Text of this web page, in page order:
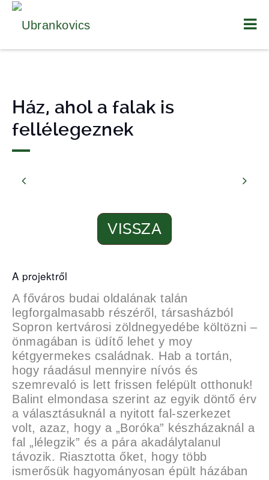
Ház, ahol a falak is
fellélegeznek
VISSZA
A projektről
A főváros budai oldalának talán
legforgalmasabb részéről, társasházból
Sopron kertvárosi zöldnegyedébe költözni –
önmagában is üdítő lehet y moy
kétgyermekes családnak. Hab a tortán,
hogy ráadásul mennyire nívós és
szemrevaló is lett frissen felépült otthonuk!
Balint elmondasa szerint az egyik döntő érv
a választásuknál a nyitott fal-szerkezet
volt, azaz, hogy a „Boróka” készházaknál a
fal „lélegzik” és a pára akadálytalanul
távozik. Riasztotta őket, hogy több
ismerősük hagyományosan épült házában